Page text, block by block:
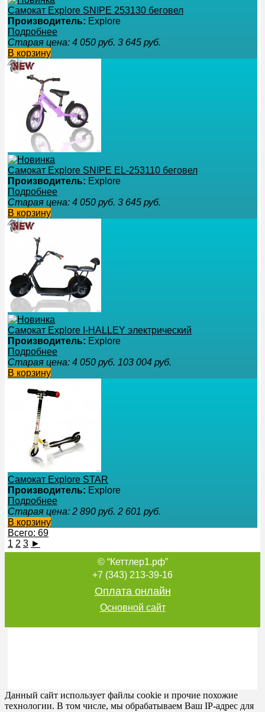
Самокат Explore SNIPE 253130 беговел
Производитель: Explore
Подробнее
Старая цена: 4 050 руб. 3 645 руб.
В корзину
Самокат Explore SNIPE EL-253110 беговел
Производитель: Explore
Подробнее
Старая цена: 4 050 руб. 3 645 руб.
В корзину
Самокат Explore I-HALLEY электрический
Производитель: Explore
Подробнее
Старая цена: 4 050 руб. 103 004 руб.
В корзину
Самокат Explore STAR
Производитель: Explore
Подробнее
Старая цена: 2 890 руб. 2 601 руб.
В корзину
Всего: 69
1 2 3 ►
© “Кеттлер1.рф”
+7 (343) 213-39-16
Оплата онлайн
Основной сайт
Данный сайт использует файлы cookie и прочие похожие
технологии. В том числе, мы обрабатываем Ваш IP-адрес для